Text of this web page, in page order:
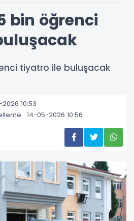
bin öğrenci
tiyatro ile buluşacak
10:53
: 14-05-2026 10:56